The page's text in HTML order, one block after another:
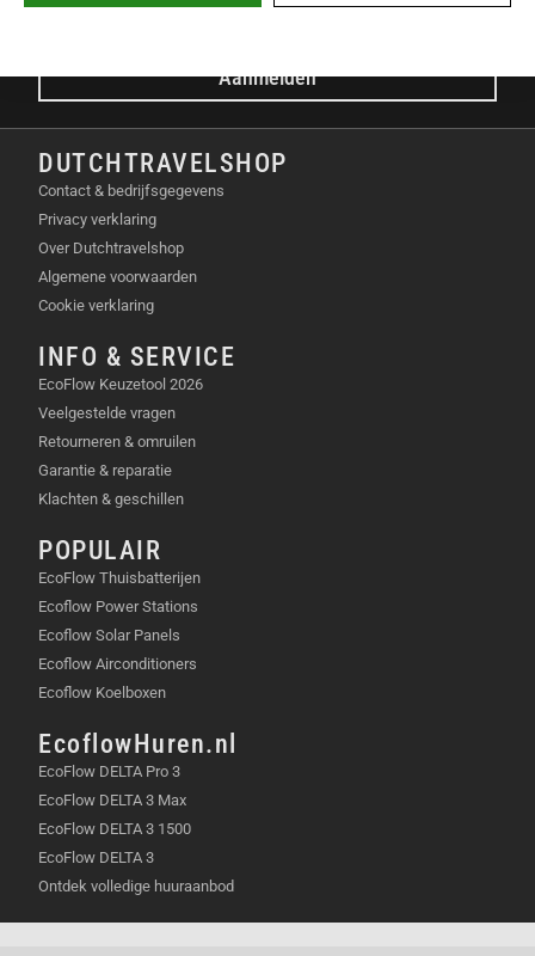
Aanmelden
DUTCHTRAVELSHOP
Contact & bedrijfsgegevens
Privacy verklaring
Over Dutchtravelshop
Algemene voorwaarden
Cookie verklaring
INFO & SERVICE
EcoFlow Keuzetool 2026
Veelgestelde vragen
Retourneren & omruilen
Garantie & reparatie
Klachten & geschillen
POPULAIR
EcoFlow Thuisbatterijen
Ecoflow Power Stations
Ecoflow Solar Panels
Ecoflow Airconditioners
Ecoflow Koelboxen
EcoflowHuren.nl
EcoFlow DELTA Pro 3
EcoFlow DELTA 3 Max
EcoFlow DELTA 3 1500
EcoFlow DELTA 3
Ontdek volledige huuraanbod